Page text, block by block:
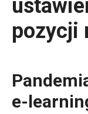
pozycji
e-